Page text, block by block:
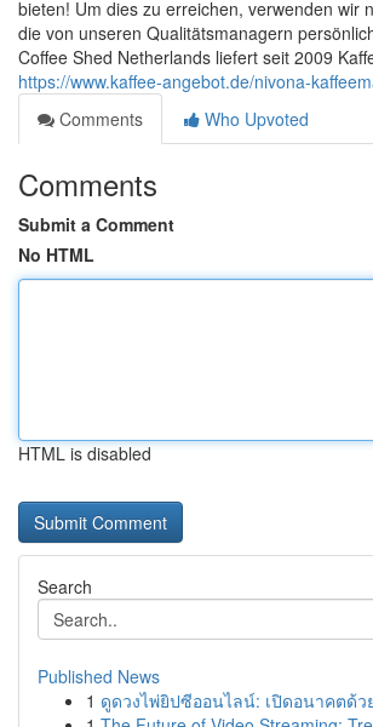
bieten! Um dies zu erreichen, verwenden wir
die von unseren Qualitätsmanagern
Coffee Shed Netherlands liefert seit 2009
https://www.kaffee-angebot.de/nivona-
Comments
Who Upvoted
Comments
Submit a Comment
No HTML
HTML is disabled
Search
Published News
1 ดูดวงไพ่ยิปซีออนไลน์: เปิดอนาคตด้ว